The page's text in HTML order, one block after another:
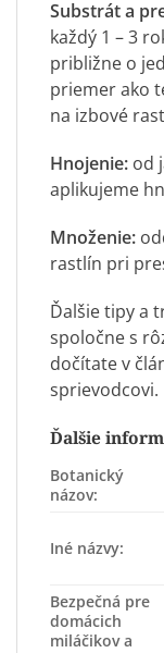
Substrát a
každý 1 – 3
približne o
priemer ako
na izbové
Hnojenie: od
aplikujeme
Množenie:
rastlín pri
Ďalšie tipy a
spoločne s
dočítate v
sprievodcovi.
Ďalšie
Botanický
názov:
Iné názvy:
Bezpečná pre
domácich
miláčikov a